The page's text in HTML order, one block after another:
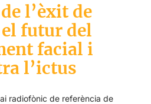
l’èxit de
futur del
facial i
l’ictus
radiofònic de referència de